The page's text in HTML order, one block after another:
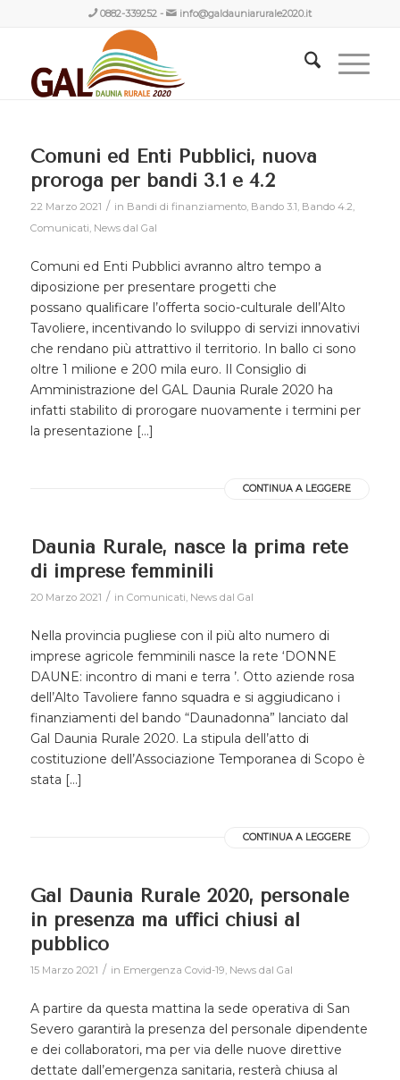
0882-339252- info@galdauniarurale2020.it
Comuni ed Enti Pubblici, nuova
proroga per bandi 3.1 e 4.2
22 Marzo 2021 / in Bandi di finanziamento, Bando 3.1, Bando 4.2,
Comunicati, News dal Gal
Comuni ed Enti Pubblici avranno altro tempo a
diposizione per presentare progetti che
possano qualificare l’offerta socio-culturale dell’Alto
Tavoliere, incentivando lo sviluppo di servizi innovativi
che rendano più attrattivo il territorio. In ballo ci sono
oltre 1 milione e 200 mila euro. Il Consiglio di
Amministrazione del GAL Daunia Rurale 2020 ha
infatti stabilito di prorogare nuovamente i termini per
la presentazione […]
CONTINUA A LEGGERE
Daunia Rurale, nasce la prima rete
di imprese femminili
20 Marzo 2021 / in Comunicati, News dal Gal
Nella provincia pugliese con il più alto numero di
imprese agricole femminili nasce la rete ‘DONNE
DAUNE: incontro di mani e terra ’. Otto aziende rosa
dell’Alto Tavoliere fanno squadra e si aggiudicano i
finanziamenti del bando “Daunadonna” lanciato dal
Gal Daunia Rurale 2020. La stipula dell’atto di
costituzione dell’Associazione Temporanea di Scopo è
stata […]
CONTINUA A LEGGERE
Gal Daunia Rurale 2020, personale
in presenza ma uffici chiusi al
pubblico
15 Marzo 2021 / in Emergenza Covid-19 News dal Gal
A partire da questa mattina la sede operativa di San
Severo garantirà la presenza del personale dipendente
e dei collaboratori, ma per via delle nuove direttive
dettate dall’emergenza sanitaria, resterà chiusa al